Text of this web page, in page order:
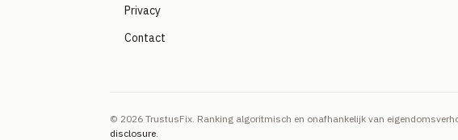
Privacy
Contact
© 2026 TrustusFix. Ranking algoritmisch en onafhankelijk van
disclosure.